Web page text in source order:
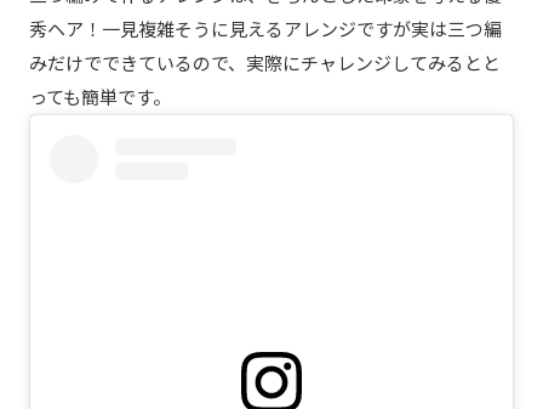
秀ヘア！一見複雑そうに見えるアレンジですが実は三つ編
みだけでできているので、実際にチャレンジしてみるとと
っても簡単です。